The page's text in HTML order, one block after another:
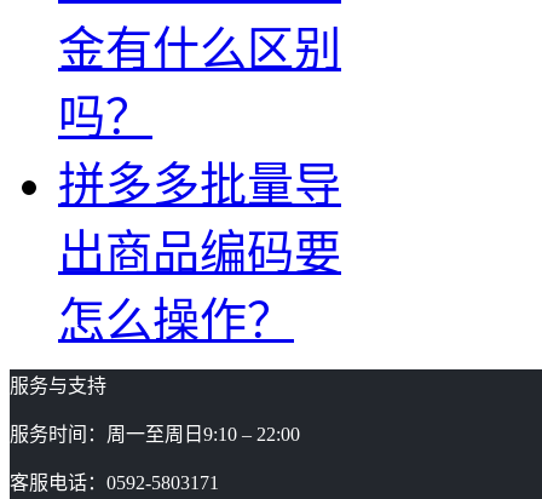
金有什么区别
吗？
拼多多批量导
出商品编码要
怎么操作？
服务与支持
服务时间：周一至周日9:10 – 22:00
客服电话：0592-5803171